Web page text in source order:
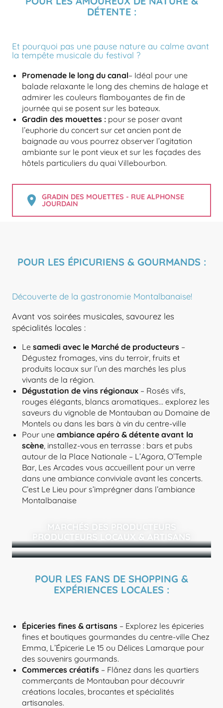
DÉTENTE :
Et pourquoi pas une pause nature au calme avant
la tempête musicale du festival ?
Promenade le long du canal– Idéal pour une
balade relaxante le long des chemins de halage et
admirer les couleurs flamboyantes de fin de
journée qui se posent sur les bateaux.
Gradin des mouettes : pour se poser avant
l’euphorie du concert sur cet ancien pont de
baignade au vous pourrez observer l’agitation
ambiante sur le pont vieux et sur les façades des
hôtels particuliers du quai Villebourbon.
GRADIN DES MOUETTES - RUE ALPHONSE
JOURDAIN
POUR LES ÉPICURIENS & GOURMANDS :
Découverte de la gastronomie Montalbanaise!
Avant vos soirées musicales, savourez les
spécialités locales :
Le samedi avec le Marché de producteurs –
Dégustez fromages, vins du terroir, fruits et
produits locaux sur l’un des marchés les plus
vivants de la région.
Dégustation de vins régionaux – Rosés vifs,
rouges élégants, blancs aromatiques… explorez les
saveurs du vignoble de Montauban au Domaine de
Montels ou dans les bars à vin du centre-ville
Pour une ambiance apéro & détente avant la
scène, installez-vous en terrasse : bars et pubs
autour de la Place Nationale – L’Agora, O’Temple
Bar, Les Arcades vous accueillent pour un verre
dans une ambiance conviviale avant les concerts.
C’est Le Lieu pour s’imprégner dans l’ambiance
Montalbanaise
MARCHÉS DES PRODUCTEURS
PRODUCTEURS LOCAUX & ARTISANS
POUR LES FANS DE SHOPPING &
EXPÉRIENCES LOCALES :
Épiceries fines & artisans – Explorez les épiceries
fines et boutiques gourmandes du centre-ville Chez
Emma, L’Épicerie Le 15 ou Délices Lamarque pour
des souvenirs gourmands.
Commerces créatifs – Flânez dans les quartiers
commerçants de Montauban pour découvrir
créations locales, brocantes et spécialités
artisanales.